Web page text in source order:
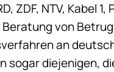
ZDF, NTV, Kabel
von
an
sogar diejenigen,